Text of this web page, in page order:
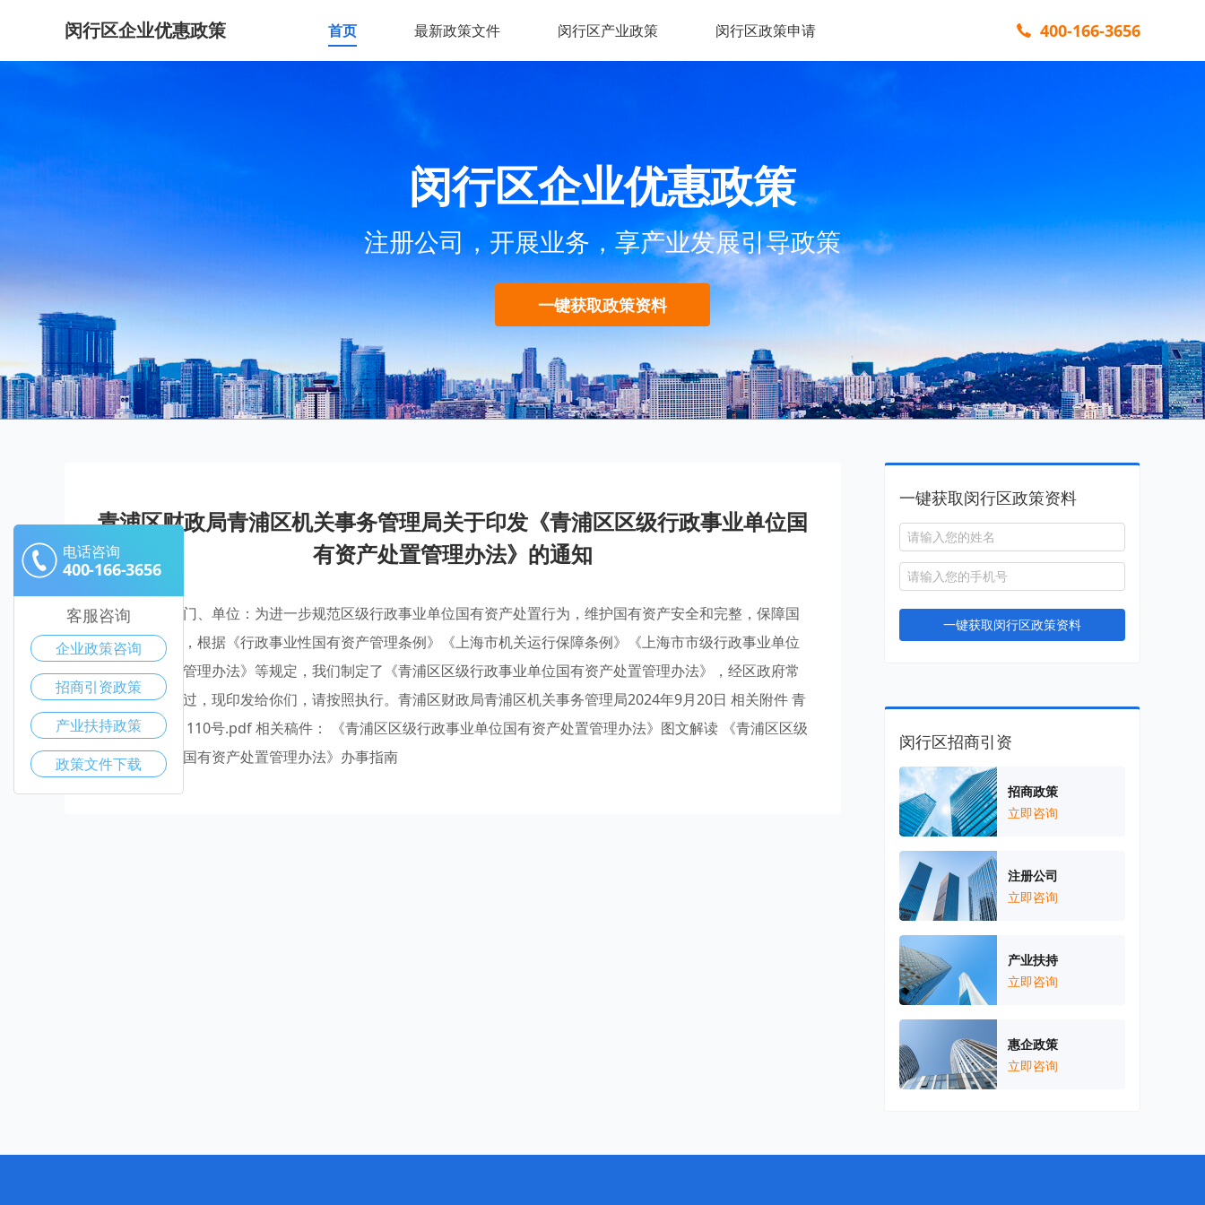
闵行区企业优惠政策 首页 最新政策文件 闵行区产业政策 闵行区政策申请 400-166-3656
闵行区企业优惠政策
注册公司，开展业务，享产业发展引导政策
一键获取政策资料
青浦区财政局青浦区机关事务管理局关于印发《青浦区区级行政事业单位国
有资产处置管理办法》的通知
各区级有关部门、单位：为进一步规范区级行政事业单位国有资产处置行为，维护国有资产安全和完整，保障国
家所有者权益，根据《行政事业性国有资产管理条例》《上海市机关运行保障条例》《上海市市级行政事业单位
国有资产处置管理办法》等规定，我们制定了《青浦区区级行政事业单位国有资产处置管理办法》，经区政府常
务会议审议通过，现印发给你们，请按照执行。青浦区财政局青浦区机关事务管理局2024年9月20日 相关附件 青
财采（2024）110号.pdf 相关稿件： 《青浦区区级行政事业单位国有资产处置管理办法》图文解读 《青浦区区级
行政事业单位国有资产处置管理办法》办事指南
一键获取闵行区政策资料
一键获取闵行区政策资料
闵行区招商引资
招商政策
立即咨询
注册公司
立即咨询
产业扶持
立即咨询
惠企政策
立即咨询
电话咨询
400-166-3656
客服咨询
企业政策咨询
招商引资政策
产业扶持政策
政策文件下载